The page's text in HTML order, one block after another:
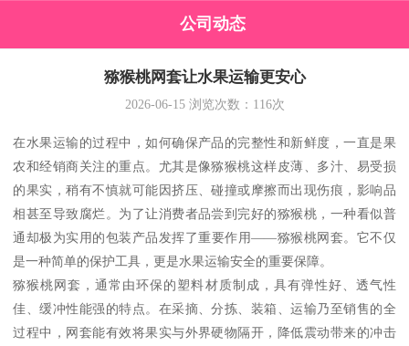
公司动态
猕猴桃网套让水果运输更安心
2026-06-15浏览次数： 116次
在水果运输的过程中，如何确保产品的完整性和新鲜度，一直是果
农和经销商关注的重点。尤其是像猕猴桃这样皮薄、多汁、易受损
的果实，稍有不慎就可能因挤压、碰撞或摩擦而出现伤痕，影响品
相甚至导致腐烂。为了让消费者品尝到完好的猕猴桃，一种看似普
通却极为实用的包装产品发挥了重要作用——猕猴桃网套。它不仅
是一种简单的保护工具，更是水果运输安全的重要保障。
猕猴桃网套，通常由环保的塑料材质制成，具有弹性好、透气性
佳、缓冲性能强的特点。在采摘、分拣、装箱、运输乃至销售的全
过程中，网套能有效将果实与外界硬物隔开，降低震动带来的冲击